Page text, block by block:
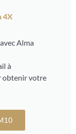
4X
Alma
à
obtenir votre